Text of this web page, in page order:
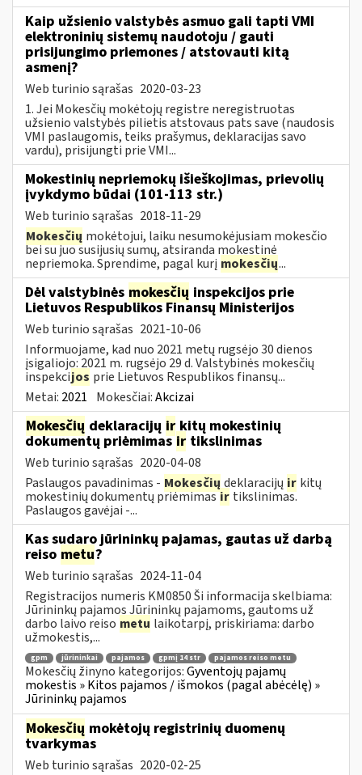
Kaip užsienio valstybės asmuo gali tapti VMI
elektroninių sistemų naudotoju / gauti
prisijungimo priemones / atstovauti kitą
asmenį?
Web turinio sąrašas 2020-03-23
1. Jei Mokesčių mokėtojų registre neregistruotas
užsienio valstybės pilietis atstovaus pats save (naudosis
VMI paslaugomis, teiks prašymus, deklaracijas savo
vardu), prisijungti prie VMI...
Mokestinių nepriemokų išieškojimas, prievolių
įvykdymo būdai (101-113 str.)
Web turinio sąrašas 2018-11-29
Mokesčių mokėtojui, laiku nesumokėjusiam mokesčio
bei su juo susijusių sumų, atsiranda mokestinė
nepriemoka. Sprendime, pagal kurį mokesčių...
Dėl valstybinės mokesčių inspekcijos prie
Lietuvos Respublikos Finansų Ministerijos
Web turinio sąrašas 2021-10-06
Informuojame, kad nuo 2021 metų rugsėjo 30 dienos
įsigaliojo: 2021 m. rugsėjo 29 d. Valstybinės mokesčių
inspekcijos prie Lietuvos Respublikos finansų...
Metai: 2021 Mokesčiai:Akcizai
Mokesčių deklaracijų ir kitų mokestinių
dokumentų priėmimasir tikslinimas
Web turinio sąrašas 2020-04-08
Paslaugos pavadinimas - Mokesčių deklaracijų ir kitų
mokestinių dokumentų priėmimasir tikslinimas.
Paslaugos gavėjai -...
Kas sudaro jūrininkų pajamas, gautas už darbą
reiso metu?
Web turinio sąrašas 2024-11-04
Registracijos numeris KM0850 Ši informacija skelbiama:
Jūrininkų pajamos Jūrininkų pajamoms, gautoms už
darbo laivo reiso metu laikotarpį, priskiriama: darbo
užmokestis,...
gpm jūrininkai pajamos gpmį 14 str pajamos reiso metu
Mokesčių žinyno kategorijos:Gyventojų pajamų
mokestis » Kitos pajamos / išmokos (pagal abėcėlę) »
Jūrininkų pajamos
Mokesčių mokėtojų registrinių duomenų
tvarkymas
Web turinio sąrašas 2020-02-25